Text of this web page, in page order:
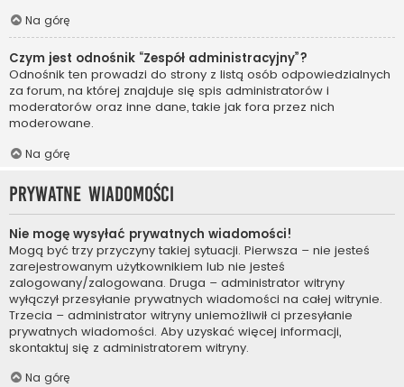
Na górę
Czym jest odnośnik “Zespół administracyjny”?
Odnośnik ten prowadzi do strony z listą osób odpowiedzialnych
za forum, na której znajduje się spis administratorów i
moderatorów oraz inne dane, takie jak fora przez nich
moderowane.
Na górę
Prywatne wiadomości
Nie mogę wysyłać prywatnych wiadomości!
Mogą być trzy przyczyny takiej sytuacji. Pierwsza – nie jesteś
zarejestrowanym użytkownikiem lub nie jesteś
zalogowany/zalogowana. Druga – administrator witryny
wyłączył przesyłanie prywatnych wiadomości na całej witrynie.
Trzecia – administrator witryny uniemożliwił ci przesyłanie
prywatnych wiadomości. Aby uzyskać więcej informacji,
skontaktuj się z administratorem witryny.
Na górę